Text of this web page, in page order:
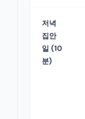
저녁
집안
일 (10
분)